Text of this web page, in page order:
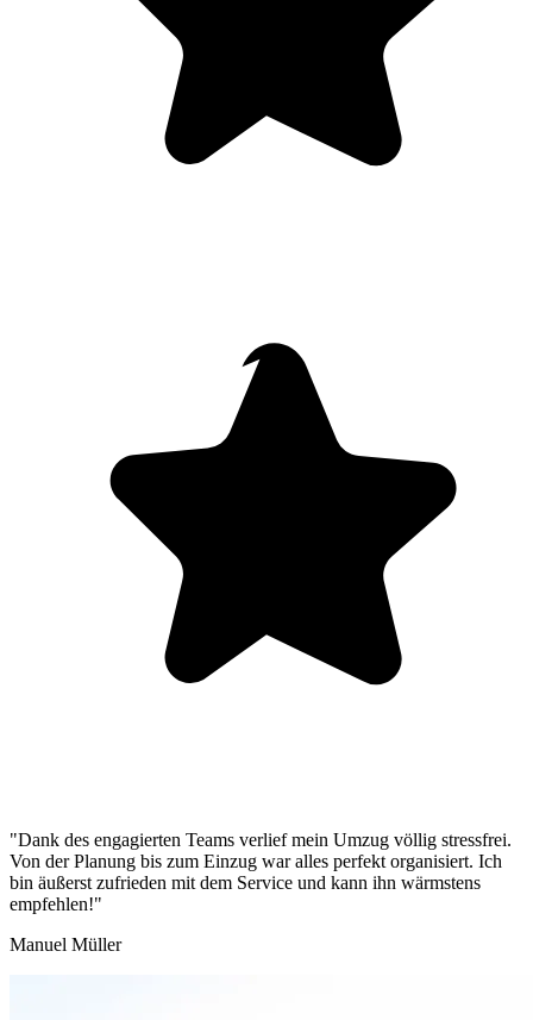
"Dank des engagierten Teams verlief mein Umzug völlig stressfrei.
Von der Planung bis zum Einzug war alles perfekt organisiert. Ich
bin äußerst zufrieden mit dem Service und kann ihn wärmstens
empfehlen!"
Manuel Müller